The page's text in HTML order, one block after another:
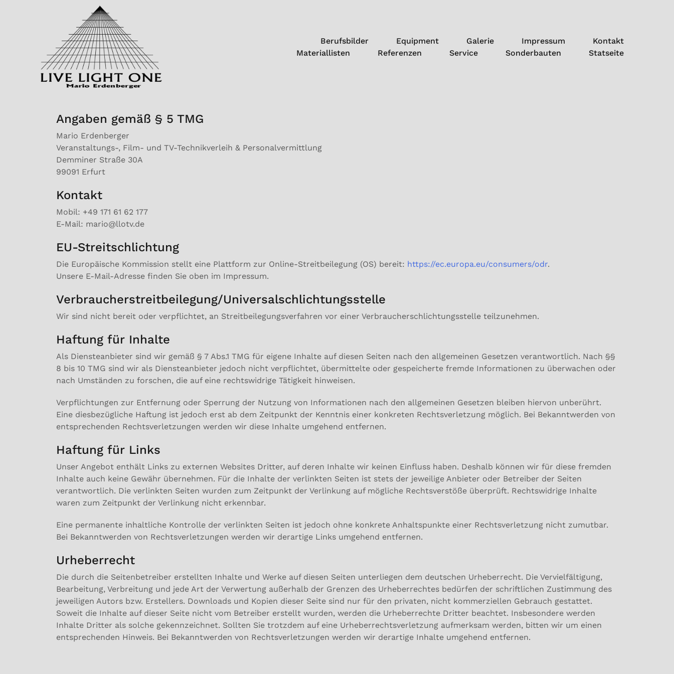
Berufsbilder Equipment Galerie Impressum
Kontakt
Materiallisten
Referenzen Service Sonderbauten Statseite
Angaben gemäß § 5 TMG
Mario Erdenberger
Veranstaltungs-, Film- und TV-Technikverleih & Personalvermittlung
Demminer Straße 30A
99091 Erfurt
Kontakt
Mobil: +49 171 61 62 177
E-Mail: mario@llotv.de
EU-Streitschlichtung
Die Europäische Kommission stellt eine Plattform zur Online-Streitbeilegung (OS) bereit: https://ec.europa.eu/consumers/odr.
Unsere E-Mail-Adresse finden Sie oben im Impressum.
Verbraucher­streit­beilegung/Universal­schlichtungs­stelle
Wir sind nicht bereit oder verpflichtet, an Streitbeilegungsverfahren vor einer Verbraucherschlichtungsstelle teilzunehmen.
Haftung für Inhalte
Als Diensteanbieter sind wir gemäß § 7 Abs.1 TMG für eigene Inhalte auf diesen Seiten nach den allgemeinen Gesetzen verantwortlich. Nach §§
8 bis 10 TMG sind wir als Diensteanbieter jedoch nicht verpflichtet, übermittelte oder gespeicherte fremde Informationen zu überwachen oder
nach Umständen zu forschen, die auf eine rechtswidrige Tätigkeit hinweisen.
Verpflichtungen zur Entfernung oder Sperrung der Nutzung von Informationen nach den allgemeinen Gesetzen bleiben hiervon unberührt.
Eine diesbezügliche Haftung ist jedoch erst ab dem Zeitpunkt der Kenntnis einer konkreten Rechtsverletzung möglich. Bei Bekanntwerden von
entsprechenden Rechtsverletzungen werden wir diese Inhalte umgehend entfernen.
Haftung für Links
Unser Angebot enthält Links zu externen Websites Dritter, auf deren Inhalte wir keinen Einfluss haben. Deshalb können wir für diese fremden
Inhalte auch keine Gewähr übernehmen. Für die Inhalte der verlinkten Seiten ist stets der jeweilige Anbieter oder Betreiber der Seiten
verantwortlich. Die verlinkten Seiten wurden zum Zeitpunkt der Verlinkung auf mögliche Rechtsverstöße überprüft. Rechtswidrige Inhalte
waren zum Zeitpunkt der Verlinkung nicht erkennbar.
Eine permanente inhaltliche Kontrolle der verlinkten Seiten ist jedoch ohne konkrete Anhaltspunkte einer Rechtsverletzung nicht zumutbar.
Bei Bekanntwerden von Rechtsverletzungen werden wir derartige Links umgehend entfernen.
Urheberrecht
Die durch die Seitenbetreiber erstellten Inhalte und Werke auf diesen Seiten unterliegen dem deutschen Urheberrecht. Die Vervielfältigung,
Bearbeitung, Verbreitung und jede Art der Verwertung außerhalb der Grenzen des Urheberrechtes bedürfen der schriftlichen Zustimmung des
jeweiligen Autors bzw. Erstellers. Downloads und Kopien dieser Seite sind nur für den privaten, nicht kommerziellen Gebrauch gestattet.
Soweit die Inhalte auf dieser Seite nicht vom Betreiber erstellt wurden, werden die Urheberrechte Dritter beachtet. Insbesondere werden
Inhalte Dritter als solche gekennzeichnet. Sollten Sie trotzdem auf eine Urheberrechtsverletzung aufmerksam werden, bitten wir um einen
entsprechenden Hinweis. Bei Bekanntwerden von Rechtsverletzungen werden wir derartige Inhalte umgehend entfernen.